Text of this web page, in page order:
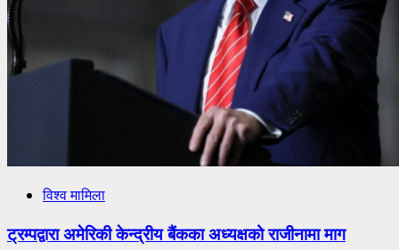
विश्व मामिला
ट्रम्पद्वारा अमेरिकी केन्द्रीय बैंकका अध्यक्षको राजीनामा माग